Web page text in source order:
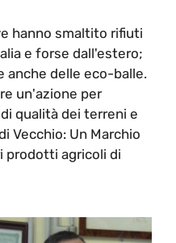
hanno smaltito rifiuti
e forse dall'estero;
anche delle eco-balle.
un'azione per
qualità dei terreni e
Vecchio: Un Marchio
prodotti agricoli di